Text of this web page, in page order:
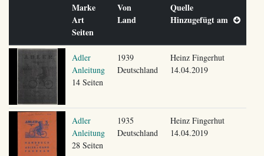
Marke
Art
Seiten
Von
Land
Quelle
Hinzugefügt am
Adler
Anleitung
14 Seiten
1939
Deutschland
Heinz Fingerhut
14.04.2019
Adler
Anleitung
28 Seiten
1935
Deutschland
Heinz Fingerhut
14.04.2019